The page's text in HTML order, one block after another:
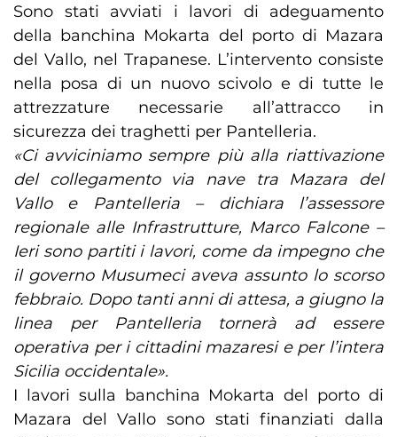
Sono stati avviati i lavori di adeguamento
della banchina Mokarta del porto di Mazara
del Vallo, nel Trapanese. L’intervento consiste
nella posa di un nuovo scivolo e di tutte le
attrezzature necessarie all’attracco in
sicurezza dei traghetti per Pantelleria.
«Ci avviciniamo sempre più alla riattivazione
del collegamento via nave tra Mazara del
Vallo e Pantelleria – dichiara l’assessore
regionale alle Infrastrutture, Marco Falcone –
Ieri sono partiti i lavori, come da impegno che
il governo Musumeci aveva assunto lo scorso
febbraio. Dopo tanti anni di attesa, a giugno la
linea per Pantelleria tornerà ad essere
operativa per i cittadini mazaresi e per l’intera
Sicilia occidentale».
I lavori sulla banchina Mokarta del porto di
Mazara del Vallo sono stati finanziati dalla